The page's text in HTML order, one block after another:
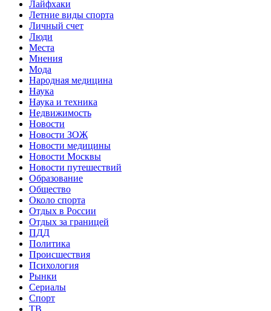
Лайфхаки
Летние виды спорта
Личный счет
Люди
Места
Мнения
Мода
Народная медицина
Наука
Наука и техника
Недвижимость
Новости
Новости ЗОЖ
Новости медицины
Новости Москвы
Новости путешествий
Образование
Общество
Около спорта
Отдых в России
Отдых за границей
ПДД
Политика
Происшествия
Психология
Рынки
Сериалы
Спорт
ТВ